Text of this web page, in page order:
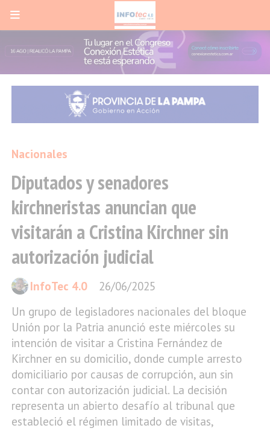
Diputados y senadores
kirchneristas anuncian que
visitarán a Cristina Kirchner sin
autorización judicial
Un grupo de legisladores nacionales del bloque
Unión por la Patria anunció este miércoles su
intención de visitar a Cristina Fernández de
Kirchner en su domicilio, donde cumple arresto
domiciliario por causas de corrupción, aun sin
contar con autorización judicial. La decisión
representa un abierto desafío al tribunal que
estableció el régimen limitado de visitas,
Nacionales
26/06/2025
InfoTec 4.0